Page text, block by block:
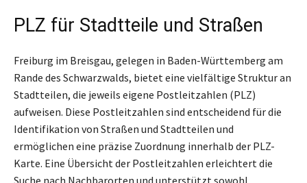
PLZ für Stadtteile und Straßen
Freiburg im Breisgau, gelegen in Baden-Württemberg am
Rande des Schwarzwalds, bietet eine vielfältige Struktur an
Stadtteilen, die jeweils eigene Postleitzahlen (PLZ)
aufweisen. Diese Postleitzahlen sind entscheidend für die
Identifikation von Straßen und Stadtteilen und
ermöglichen eine präzise Zuordnung innerhalb der PLZ-
Karte. Eine Übersicht der Postleitzahlen erleichtert die
Suche nach Nachbarorten und unterstützt sowohl